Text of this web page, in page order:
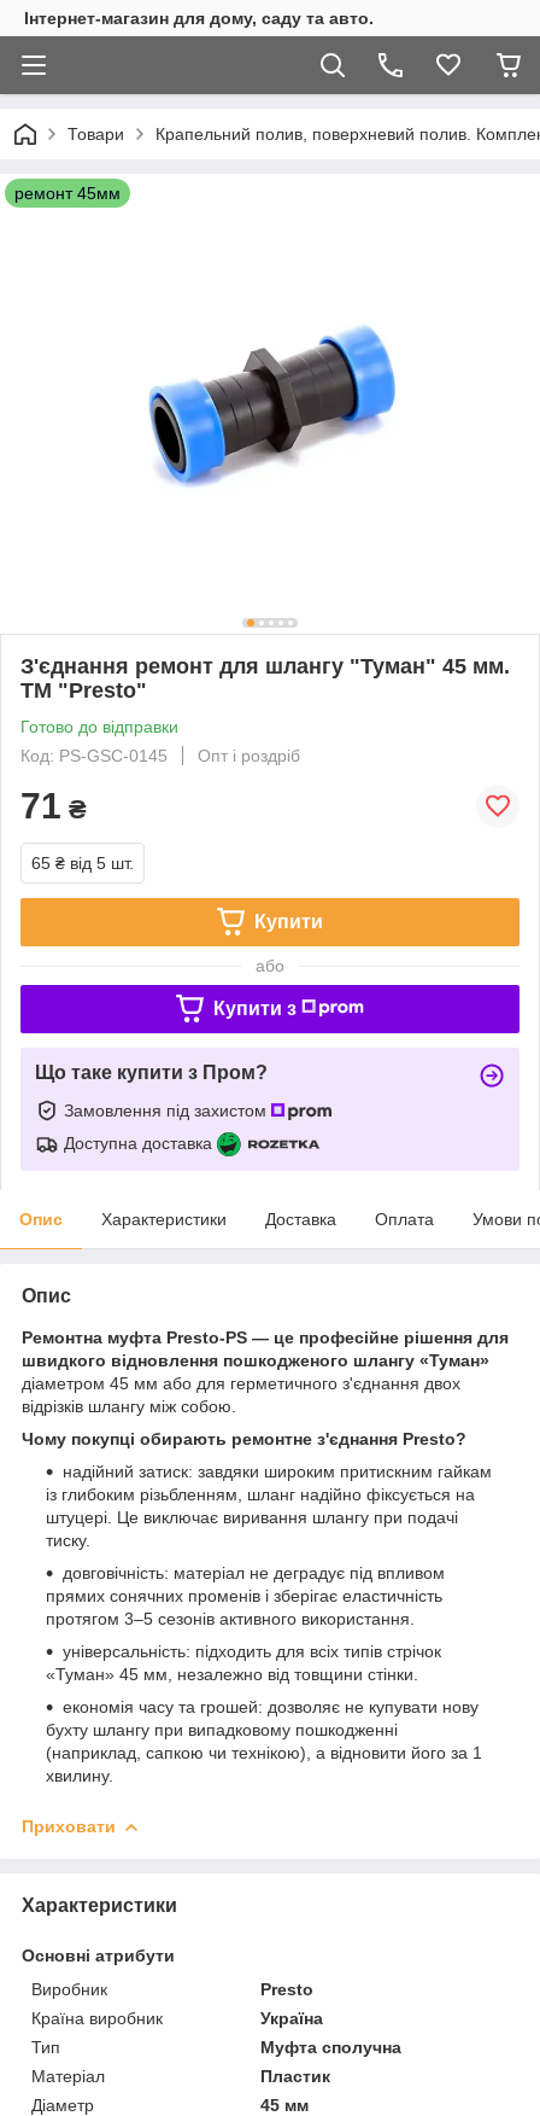
Інтернет-магазин для дому, саду та авто.
Товари Крапельний полив, поверхневий полив.
ремонт 45мм
З'єднання ремонт для шлангу "Туман" 45 мм.
ТМ "Presto"
Готово до відправки
Код: PS-GSC-0145
Опт і роздріб
71 ₴
65 ₴ від 5 шт.
Купити
або
Купити з
Що таке купити з Пром?
Замовлення під захистом
Доступна доставка
Опис Характеристики Доставка Оплата Умови
Опис
Ремонтна муфта Presto-PS — це професійне рішення для
швидкого відновлення пошкодженого шлангу «Туман»
діаметром 45 мм або для герметичного з'єднання двох
відрізків шлангу між собою.
Чому покупці обирають ремонтне з'єднання Presto?
надійний затиск: завдяки широким притискним гайкам
із глибоким різьбленням, шланг надійно фіксується на
штуцері. Це виключає виривання шлангу при подачі
тиску.
довговічність: матеріал не деградує під впливом
прямих сонячних променів і зберігає еластичність
протягом 3–5 сезонів активного використання.
універсальність: підходить для всіх типів стрічок
«Туман» 45 мм, незалежно від товщини стінки.
економія часу та грошей: дозволяє не купувати нову
бухту шлангу при випадковому пошкодженні
(наприклад, сапкою чи технікою), а відновити його за 1
хвилину.
Приховати
Характеристики
Основні атрибути
Виробник
Presto
Країна виробник
Україна
Тип
Муфта сполучна
Матеріал
Пластик
Діаметр
45 мм